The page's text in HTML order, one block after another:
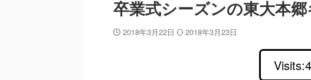
卒業式シーズンの東大本
2018年3月22日 2018年3月23日